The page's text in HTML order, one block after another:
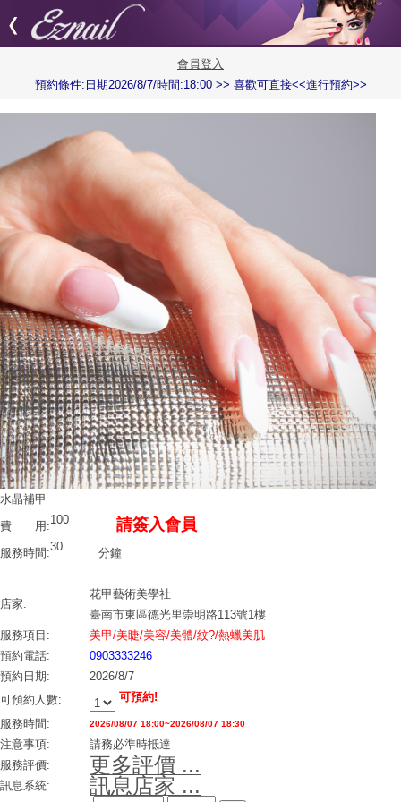
會員登入
預約條件:日期2026/8/7/時間:18:00 >> 喜歡可直接<<進行預約>>
水晶補甲
費 用:100 請簽入會員
服務時間:30 分鐘
店家:
花甲藝術美學社
臺南市東區德光里崇明路113號1樓
服務項目:
美甲/美睫/美容/美體/紋?/熱蠟美肌
預約電話:
0903333246
預約日期:
2026/8/7
可預約人數:
可預約!
服務時間:
2026/08/07 18:00~2026/08/07 18:30
注意事項:
請務必準時抵達
服務評價:
更多評價 ...
訊息系統: 訊息店家 ...